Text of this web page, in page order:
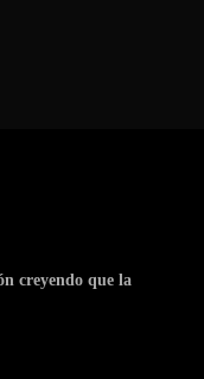
creyendo que la